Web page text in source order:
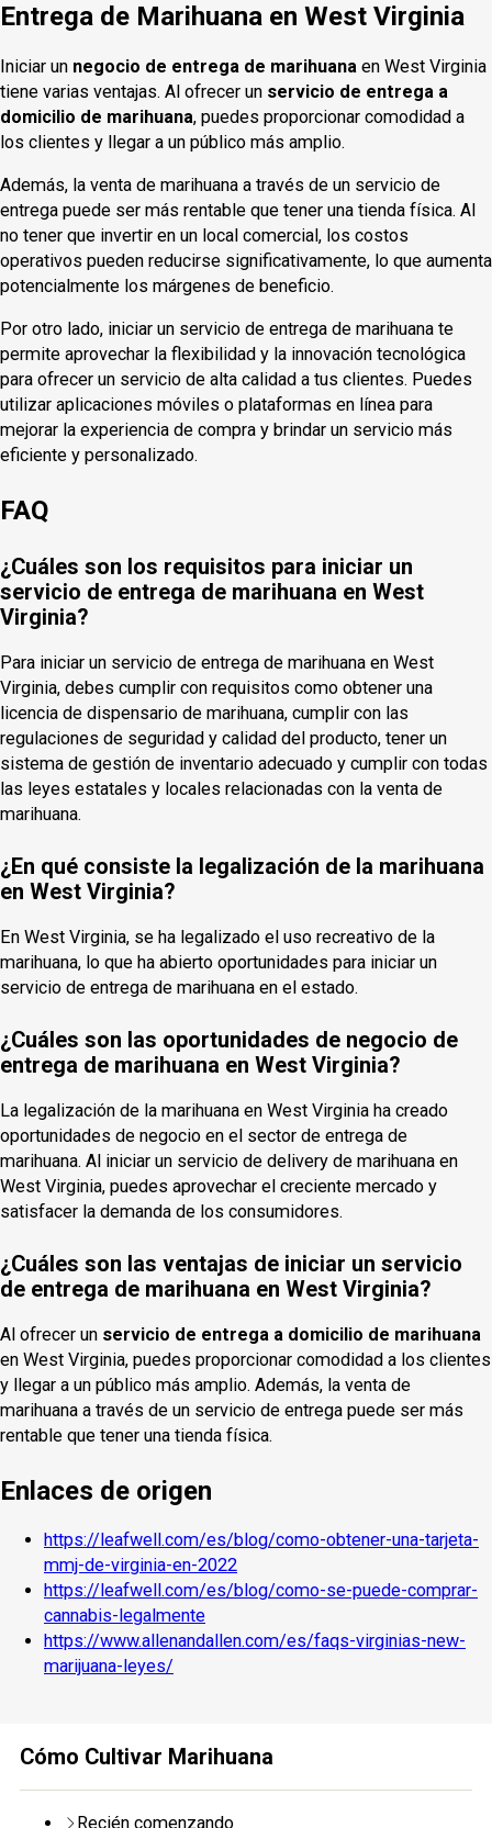
Entrega de Marihuana en West Virginia
Iniciar un negocio de entrega de marihuana en West Virginia
tiene varias ventajas. Al ofrecer un servicio de entrega a
domicilio de marihuana, puedes proporcionar comodidad a
los clientes y llegar a un público más amplio.
Además, la venta de marihuana a través de un servicio de
entrega puede ser más rentable que tener una tienda física. Al
no tener que invertir en un local comercial, los costos
operativos pueden reducirse significativamente, lo que aumenta
potencialmente los márgenes de beneficio.
Por otro lado, iniciar un servicio de entrega de marihuana te
permite aprovechar la flexibilidad y la innovación tecnológica
para ofrecer un servicio de alta calidad a tus clientes. Puedes
utilizar aplicaciones móviles o plataformas en línea para
mejorar la experiencia de compra y brindar un servicio más
eficiente y personalizado.
FAQ
¿Cuáles son los requisitos para iniciar un
servicio de entrega de marihuana en West
Virginia?
Para iniciar un servicio de entrega de marihuana en West
Virginia, debes cumplir con requisitos como obtener una
licencia de dispensario de marihuana, cumplir con las
regulaciones de seguridad y calidad del producto, tener un
sistema de gestión de inventario adecuado y cumplir con todas
las leyes estatales y locales relacionadas con la venta de
marihuana.
¿En qué consiste la legalización de la marihuana
en West Virginia?
En West Virginia, se ha legalizado el uso recreativo de la
marihuana, lo que ha abierto oportunidades para iniciar un
servicio de entrega de marihuana en el estado.
¿Cuáles son las oportunidades de negocio de
entrega de marihuana en West Virginia?
La legalización de la marihuana en West Virginia ha creado
oportunidades de negocio en el sector de entrega de
marihuana. Al iniciar un servicio de delivery de marihuana en
West Virginia, puedes aprovechar el creciente mercado y
satisfacer la demanda de los consumidores.
¿Cuáles son las ventajas de iniciar un servicio
de entrega de marihuana en West Virginia?
Al ofrecer un servicio de entrega a domicilio de marihuana
en West Virginia, puedes proporcionar comodidad a los clientes
y llegar a un público más amplio. Además, la venta de
marihuana a través de un servicio de entrega puede ser más
rentable que tener una tienda física.
Enlaces de origen
https://leafwell.com/es/blog/como-obtener-una-tarjeta-
mmj-de-virginia-en-2022
https://leafwell.com/es/blog/como-se-puede-comprar-
cannabis-legalmente
https://www.allenandallen.com/es/faqs-virginias-new-
marijuana-leyes/
Cómo Cultivar Marihuana
Recién comenzando